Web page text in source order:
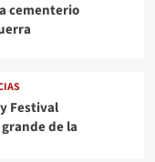
cementerio
Festival
de la